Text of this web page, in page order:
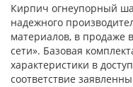
Кирпич огнеупорный
надежного
материалов, в продаже
сети». Базовая
характеристики в
соответствие